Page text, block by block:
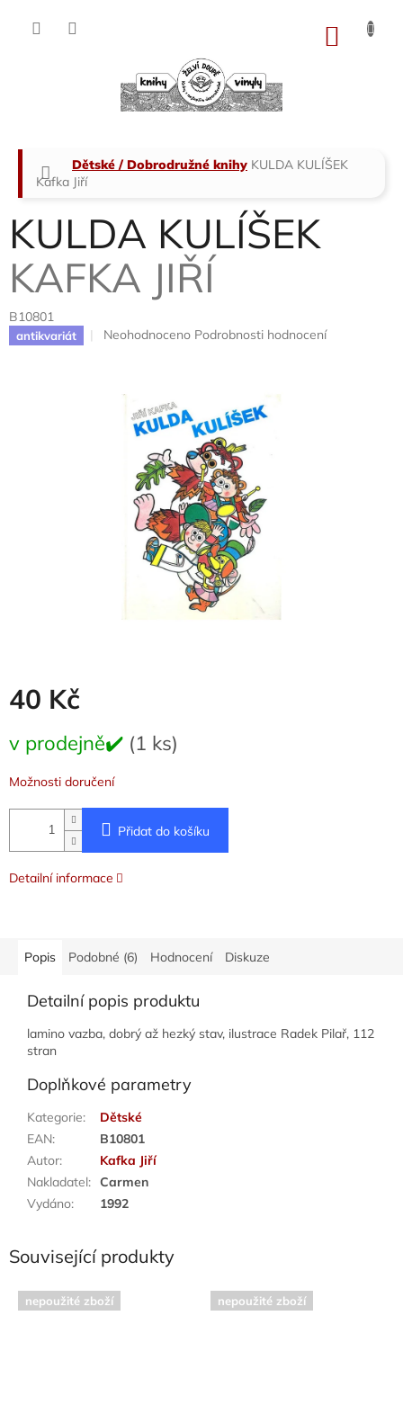
Domů
Dětské / Dobrodružné knihy KULDA KULÍŠEK
Kafka Jiří
KULDA KULÍŠEK
KAFKA JIŘÍ
B10801
antikvariát
Průměrné
hvězdiček.
Neohodnoceno Podrobnosti hodnocení
40 Kč
cena:
v prodejně✔️ (1 ks)
Možnosti doručení
Přidat do košíku
Detailní informace
Popis Podobné (6) Hodnocení Diskuze
Detailní popis produktu
lamino vazba, dobrý až hezký stav, ilustrace Radek Pilař, 112
stran
Doplňkové parametry
Kategorie:
Dětské
EAN:
B10801
Autor:
Kafka Jiří
Nakladatel: Carmen
Vydáno: 1992
Související produkty
nepoužité zboží nepoužité zboží